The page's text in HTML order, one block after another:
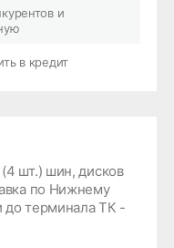
и
в кредит
шт.) шин, дисков
по Нижнему
до терминала ТК -